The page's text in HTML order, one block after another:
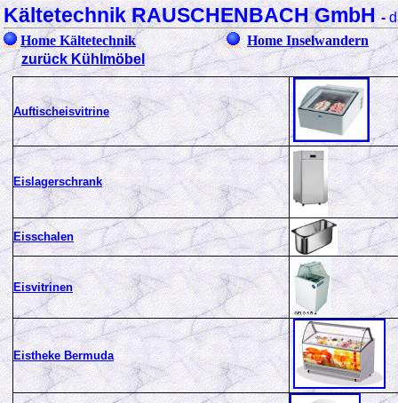
Kältetechnik RAUSCHENBACH GmbH-
Home Kältetechnik
Home Inselwandern
zurück Kühlmöbel
Auftischeisvitrine
Eislagerschrank
Eisschalen
Eisvitrinen
Eistheke Bermuda